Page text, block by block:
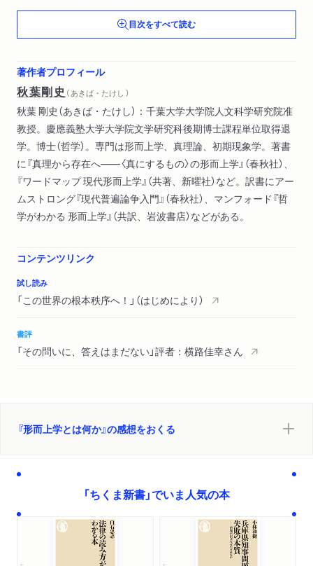
ものは性質をもち、互いに類似する／性質をめぐる問い／性質
相／客観的性質をもつということ／性質とは何か①??普遍者実
在論／普遍者と時空世界の問題／唯名論の基本方針／性質とは
何か②――類似性唯名論／いくつかの懸念／性質とは何か
③――トロープ唯名論／まとめと関連トピック
第２章 因果
因果の本質とは何か／なぜこの問いが重要か／議論の方法に関
する注意／近接性と先行性／因果の本質は何か①――規則性説
／因果の本質は何か②――反事実条件説／反事実条件説はどの
説はどのくらい有望か／これまでの暗黙の前提を問いなおす／
コラム 必要条件・十分条件・必要十分条件
部分と全体の遍在性／全体は部分の総和以上のものか／問いを
明確化する／還元主義と非還元主義／非還元主義の支持理由
還元主義からの応答――多重実現の実在をめぐって／非還元主
第４章 「もの」と「こと」
「物」の存在感／モノが先か、コトが先か／モノの一般的特徴／
モノ主義とはどのような見方か／事態ベースのコト主義（事態主
義）／事態が存在すると考えるべき理由／事態は（存在するとす
目次をすべて読む
著作者プロフィール
秋葉剛史 （ あきば・たけし ）
秋葉 剛史（あきば・たけし）：千葉大学大学院人文科学研究院准
教授。慶應義塾大学大学院文学研究科後期博士課程単位取得退
学。博士（哲学）。専門は形而上学、真理論、初期現象学。著書
に『真理から存在へ――〈真にするもの〉の形而上学』（春秋社）、
『ワードマップ 現代形而上学』（共著、新曜社）など。訳書にアー
ムストロング『現代普遍論争入門』（春秋社）、マンフォード『哲
学がわかる 形而上学』（共訳、岩波書店）などがある。
コンテンツリンク
試し読み
「この世界の根本秩序へ！」（はじめにより）
書評
「その問いに、答えはまだない」評者：横路佳幸さん
『形而上学とは何か』の感想をおくる
「ちくま新書」でいま人気の本